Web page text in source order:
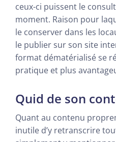
ceux-ci puissent le
moment. Raison pour
le conserver dans les
le publier sur son site
format dématérialisé se
pratique et plus
Quid de son
Quant au contenu
inutile d’y retranscrire